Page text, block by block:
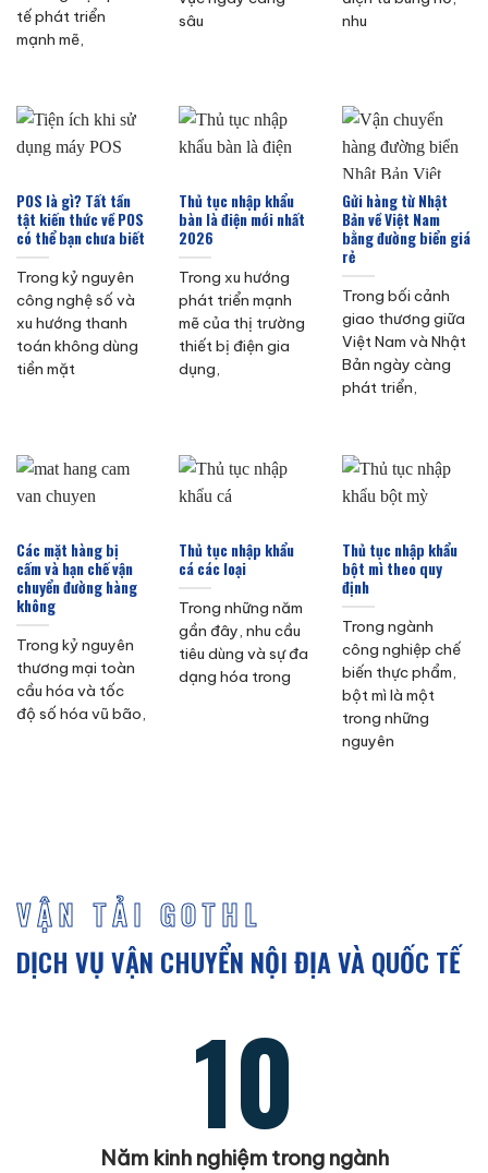
tế phát triển
mạnh mẽ,
sâu
nhu
POS là gì? Tất tần
tật kiến thức về POS
có thể bạn chưa biết
Trong kỷ nguyên
công nghệ số và
xu hướng thanh
toán không dùng
tiền mặt
Thủ tục nhập khẩu
bàn là điện mới nhất
2026
Trong xu hướng
phát triển mạnh
mẽ của thị trường
thiết bị điện gia
dụng,
Gửi hàng từ Nhật
Bản về Việt Nam
bằng đường biển giá
rẻ
Trong bối cảnh
giao thương giữa
Việt Nam và Nhật
Bản ngày càng
phát triển,
Các mặt hàng bị
cấm và hạn chế vận
chuyển đường hàng
không
Trong kỷ nguyên
thương mại toàn
cầu hóa và tốc
độ số hóa vũ bão,
Thủ tục nhập khẩu
cá các loại
Trong những năm
gần đây, nhu cầu
tiêu dùng và sự đa
dạng hóa trong
Thủ tục nhập khẩu
bột mì theo quy
định
Trong ngành
công nghiệp chế
biến thực phẩm,
bột mì là một
trong những
nguyên
VẬN TẢI GOTHL
DỊCH VỤ VẬN CHUYỂN NỘI ĐỊA VÀ QUỐC TẾ
10
Năm kinh nghiệm trong ngành